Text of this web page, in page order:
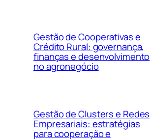
Gestão de Cooperativas e
Crédito Rural: governança,
finanças e desenvolvimento
no agronegócio
Gestão de Clusters e Redes
Empresariais: estratégias
para cooperação e